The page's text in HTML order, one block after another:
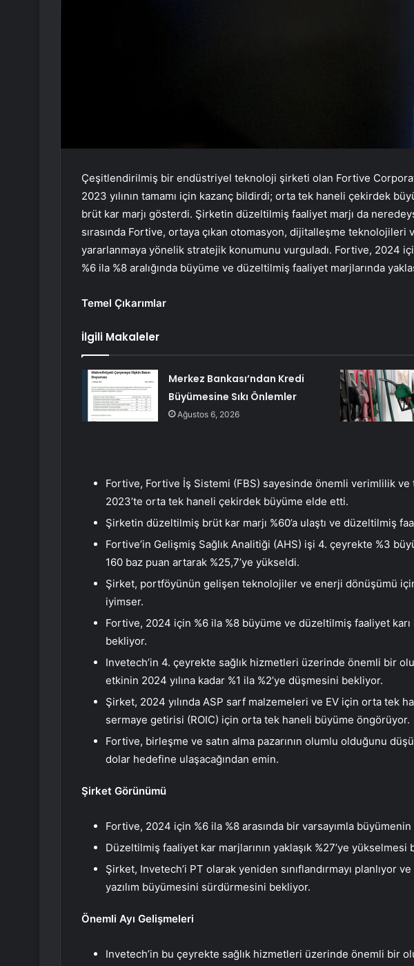
Çeşitlendirilmiş bir endüstriyel teknoloji şirketi olan Fortive
2023 yılının tamamı için kazanç bildirdi; orta tek haneli çekirdek
brüt kar marjı gösterdi. Şirketin düzeltilmiş faaliyet marjı da
sırasında Fortive, ortaya çıkan otomasyon, dijitalleşme
yararlanmaya yönelik stratejik konumunu vurguladı. Fortive, 2024
%6 ila %8 aralığında büyüme ve düzeltilmiş faaliyet marjlarında
Temel Çıkarımlar
İlgili Makaleler
Merkez Bankası’ndan Kredi
Büyümesine Sıkı Önlemler
Ağustos 6, 2026
Fortive, Fortive İş Sistemi (FBS) sayesinde önemli verimlilik
2023’te orta tek haneli çekirdek büyüme elde etti.
Şirketin düzeltilmiş brüt kar marjı %60’a ulaştı ve düzeltilmiş
Fortive’in Gelişmiş Sağlık Analitiği (AHS) işi 4. çeyrekte %3
160 baz puan artarak %25,7’ye yükseldi.
Şirket, portföyünün gelişen teknolojiler ve enerji dönüşümü için
iyimser.
Fortive, 2024 için %6 ila %8 büyüme ve düzeltilmiş faaliyet karı
bekliyor.
Invetech’in 4. çeyrekte sağlık hizmetleri üzerinde önemli bir
etkinin 2024 yılına kadar %1 ila %2’ye düşmesini bekliyor.
Şirket, 2024 yılında ASP sarf malzemeleri ve EV için orta tek
sermaye getirisi (ROIC) için orta tek haneli büyüme öngörüyor.
Fortive, birleşme ve satın alma pazarının olumlu olduğunu
dolar hedefine ulaşacağından emin.
Şirket Görünümü
Fortive, 2024 için %6 ila %8 arasında bir varsayımla
Düzeltilmiş faaliyet kar marjlarının yaklaşık %27’ye yükselmesi
Şirket, Invetech’i PT olarak yeniden sınıflandırmayı planlıyor
yazılım büyümesini sürdürmesini bekliyor.
Önemli Ayı Gelişmeleri
Invetech’in bu çeyrekte sağlık hizmetleri üzerinde önemli bir